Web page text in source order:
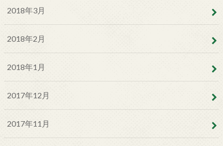
2018年3月
2018年2月
2018年1月
2017年12月
2017年11月